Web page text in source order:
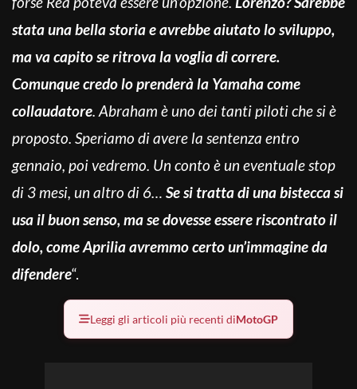
stata una bella storia e avrebbe aiutato lo sviluppo,
ma va capito se ritrova la voglia di correre.
Comunque credo lo prenderà la Yamaha come
collaudatore. Abraham è uno dei tanti piloti che si è
proposto. Speriamo di avere la sentenza entro
gennaio, poi vedremo. Un conto è un eventuale stop
di 3 mesi, un altro di 6… Se si tratta di una bistecca si
usa il buon senso, ma se dovesse essere riscontrato il
dolo, come Aprilia avremmo certo un’immagine da
difendere“.
Leggi gli articoli più recenti diMotoGP